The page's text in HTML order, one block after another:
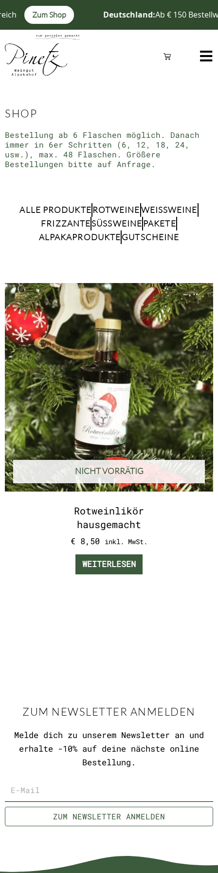
Inhalt
Zum Shop Deutschland:Ab € 150
Warenkorb
SHOP
Bestellung ab 6 Flaschen möglich. Danach
immer in 6er Schritten (6, 12, 18, 24,
usw.), max. 48 Flaschen. Größere
Bestellungen bitte auf Anfrage.
ALLE PRODUKTE ROTWEINEWEISSWEINE
FRIZZANTESÜSSWEINE
PAKETE
ALPAKAPRODUKTEGUTSCHEINE
NICHT VORRÄTIG
Rotweinlikör
hausgemacht
€ 8,50 inkl. MwSt.
WEITERLESEN
ZUM NEWSLETTER ANMELDEN
Melde dich zu unserem Newsletter an und
erhalte -10% auf deine nächste online
Bestellung.
E-
Mail
ZUM NEWSLETTER ANMELDEN